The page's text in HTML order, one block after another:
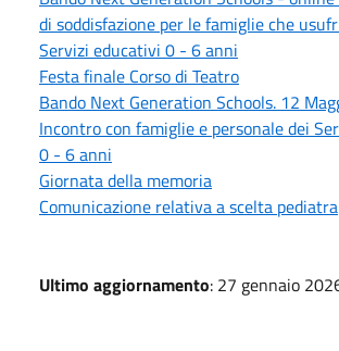
di soddisfazione per le famiglie che
Servizi educativi 0 - 6 anni
Festa finale Corso di Teatro
Bando Next Generation Schools. 12
Incontro con famiglie e personale dei
0 - 6 anni
Giornata della memoria
Comunicazione relativa a scelta pediatra
Ultimo aggiornamento: 27 gennaio